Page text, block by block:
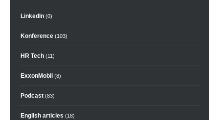
LinkedIn (0)
Konference (103)
HR Tech (11)
ExxonMobil (8)
Podcast (83)
English articles (18)